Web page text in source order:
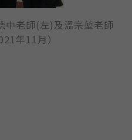
中老師(左)及溫宗堃老師
年11月）